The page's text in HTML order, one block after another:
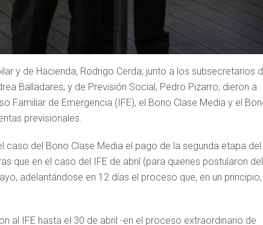
y de Hacienda, Rodrigo Cerda; junto a los subsecretarios
Balladares; y de Previsión Social, Pedro Pizarro; dieron a
de Emergencia (IFE), el Bono Clase Media y el
previsionales.
caso del Bono Clase Media el pago de la segunda etapa del
que en el caso del IFE de abril (para quienes postularon del
adelantándose en 12 días el proceso que, en un
al IFE hasta el 30 de abril -en el proceso extraordinario de